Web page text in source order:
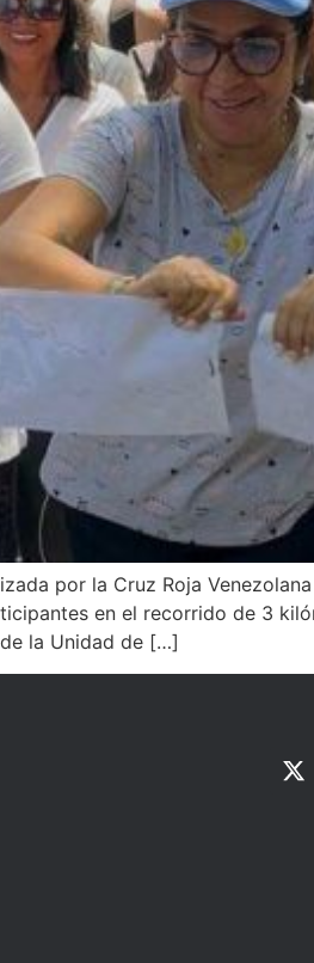
por la Cruz Roja
en el recorrido de 3
la Unidad de […]